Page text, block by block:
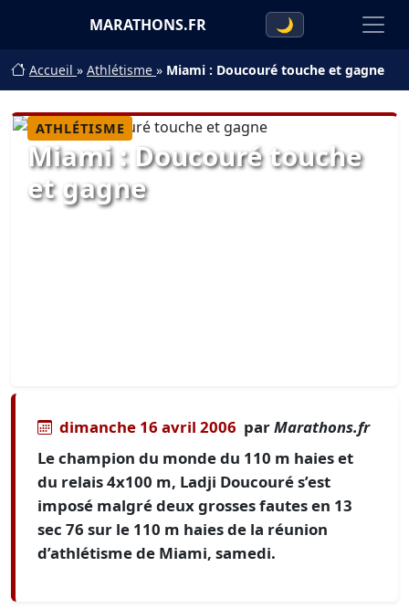
MARATHONS.FR 🌙
Accueil » Athlétisme » Miami : Doucouré touche et gagne
ATHLÉTISME
Miami : Doucouré touche
et gagne
dimanche 16 avril 2006 parMarathons.fr
Le champion du monde du 110 m haies et
du relais 4x100 m, Ladji Doucouré s’est
imposé malgré deux grosses fautes en 13
sec 76 sur le 110 m haies de la réunion
d’athlétisme de Miami, samedi.